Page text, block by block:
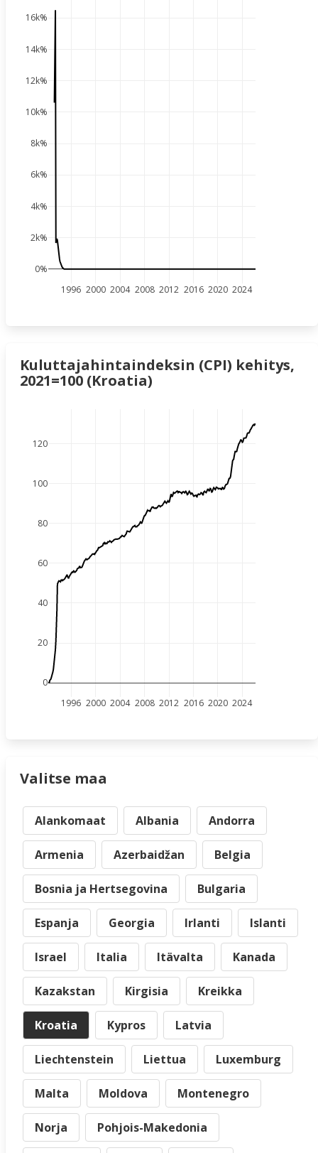
1996 2000 2004 2008 2012 2016 2020 2024
0%
2k%
4k%
6k%
8k%
10k%
12k%
14k%
16k%
Kuluttajahintaindeksin (CPI) kehitys,
2021=100 (Kroatia)
1996 2000 2004 2008 2012 2016 2020 2024
0
20
40
60
80
100
120
Valitse maa
Alankomaat Albania Andorra
Armenia Azerbaidžan Belgia
Bosnia ja Hertsegovina Bulgaria
Espanja Georgia Irlanti Islanti
Israel Italia Itävalta Kanada
Kazakstan Kirgisia Kreikka
Kroatia Kypros Latvia
Liechtenstein Liettua Luxemburg
Malta Moldova Montenegro
Norja Pohjois-Makedonia